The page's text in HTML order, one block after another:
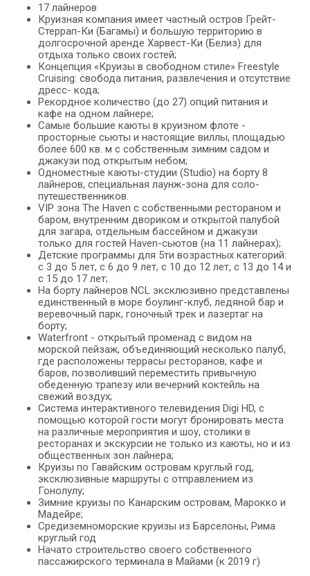
17 лайнеров
Круизная компания имеет частный остров Грейт-
Стеррап-Ки (Багамы) и большую территорию в
долгосрочной аренде Харвест-Ки (Белиз) для
отдыха только своих гостей;
Концепция «Круизы в свободном стиле» Freestyle
Cruising: свобода питания, развлечения и отсутствие
дресс- кода;
Рекордное количество (до 27) опций питания и
кафе на одном лайнере;
Самые большие каюты в круизном флоте -
просторные сьюты и настоящие виллы, площадью
более 600 кв. м с собственным зимним садом и
джакузи под открытым небом;
Одноместные каюты-студии (Studio) на борту 8
лайнеров, специальная лаунж-зона для соло-
путешественников.
VIP зона The Haven с собственными рестораном и
баром, внутренним двориком и открытой палубой
для загара, отдельным бассейном и джакузи
только для гостей Haven-сьютов (на 11 лайнерах);
Детские программы для 5ти возрастных категорий:
с 3 до 5 лет, с 6 до 9 лет, с 10 до 12 лет, с 13 до 14 и
с 15 до 17 лет;
На борту лайнеров NCL эксклюзивно представлены
единственный в море боулинг-клуб, ледяной бар и
веревочный парк, гоночный трек и лазертаг на
борту;
Waterfront - открытый променад с видом на
морской пейзаж, объединяющий несколько палуб,
где расположены террасы ресторанов, кафе и
баров, позволивший переместить привычную
обеденную трапезу или вечерний коктейль на
свежий воздух;
Cистема интерактивного телевидения Digi HD, с
помощью которой гости могут бронировать места
на различные мероприятия и шоу, столики в
ресторанах и экскурсии не только из каюты, но и из
общественных зон лайнера;
Круизы по Гавайским островам круглый год,
эксклюзивные маршруты с отправлением из
Гонолулу;
Зимние круизы по Канарским островам, Марокко и
Мадейре;
Средиземноморские круизы из Барселоны, Рима
круглый год
Начато строительство своего собственного
пассажирского терминала в Майами (к 2019 г)